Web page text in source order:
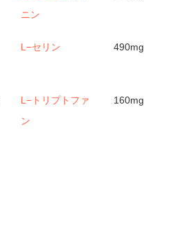
ニン
L−セリン 490mg
L−トリプトファ
ン
160mg